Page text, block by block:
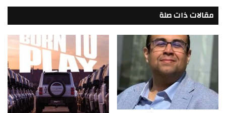
تويوتا
الأصلية
مقالات ذات صلة